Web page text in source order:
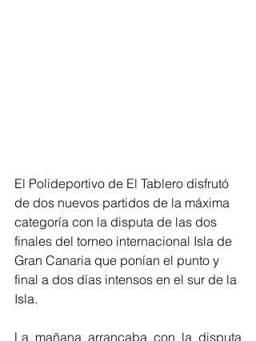
El Polideportivo de El Tablero disfrutó
de dos nuevos partidos de la máxima
categoría con la disputa de las dos
finales del torneo internacional Isla de
Gran Canaria que ponían el punto y
final a dos días intensos en el sur de la
Isla.
La mañana arrancaba con la disputa